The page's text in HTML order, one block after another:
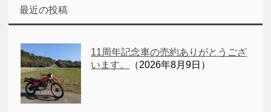
最近の投稿
11周年記念車の売約ありがとうござ
います。
（2026年8月9日）